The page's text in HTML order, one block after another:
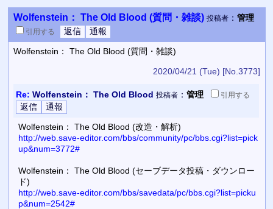
Wolfenstein： The Old Blood (質問・雑談) 投稿者： 管理
引用する
Wolfenstein： The Old Blood (質問・雑談)
2020/04/21 (Tue) [No.3773]
Re: Wolfenstein： The Old Blood 投稿者： 管理 引用する
Wolfenstein： The Old Blood (改造・解析)
http://web.save-editor.com/bbs/community/pc/bbs.cgi?list=pick
up&num=3772#
Wolfenstein： The Old Blood (セーブデータ投稿・ダウンロー
ド)
http://web.save-editor.com/bbs/savedata/pc/bbs.cgi?list=picku
p&num=2542#